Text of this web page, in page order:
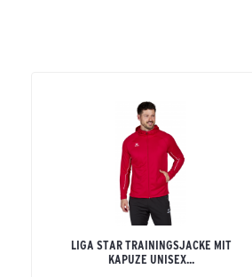
LIGA STAR TRAININGSJACKE MIT
KAPUZE UNISEX...